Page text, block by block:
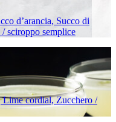
d’arancia, Succo di
sciroppo semplice
cordial, Zucchero /